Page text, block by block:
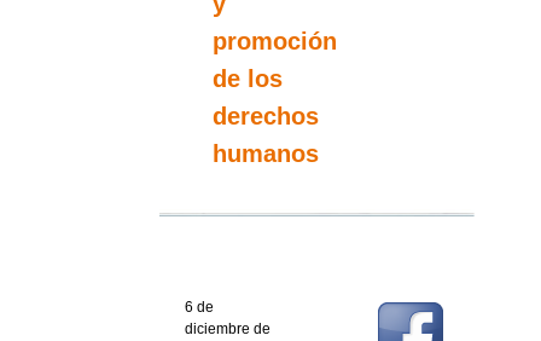
promoción
de los
derechos
humanos
6 de
diciembre de